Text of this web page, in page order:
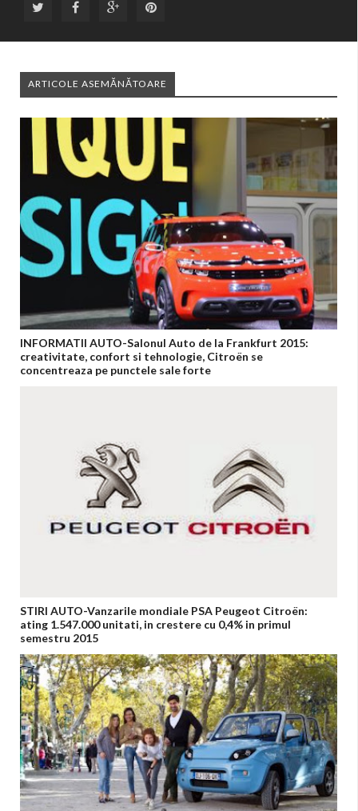
ARTICOLE ASEMĂNĂTOARE
INFORMATII AUTO-Salonul Auto de la Frankfurt 2015:
creativitate, confort si tehnologie, Citroën se
concentreaza pe punctele sale forte
STIRI AUTO-Vanzarile mondiale PSA Peugeot Citroën:
ating 1.547.000 unitati, in crestere cu 0,4% in primul
semestru 2015